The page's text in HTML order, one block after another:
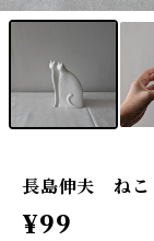
長島伸夫 ね
¥99